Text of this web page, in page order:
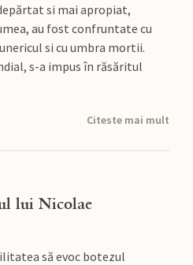
si mai apropiat,
au fost confruntate cu
si cu umbra mortii.
s-a impus în răsăritul
Citeste mai mult
lui Nicolae
să evoc botezul